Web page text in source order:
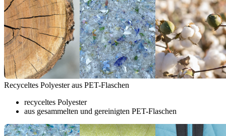
Recyceltes Polyester aus PET-Flaschen
recyceltes Polyester
aus gesammelten und gereinigten PET-Flaschen